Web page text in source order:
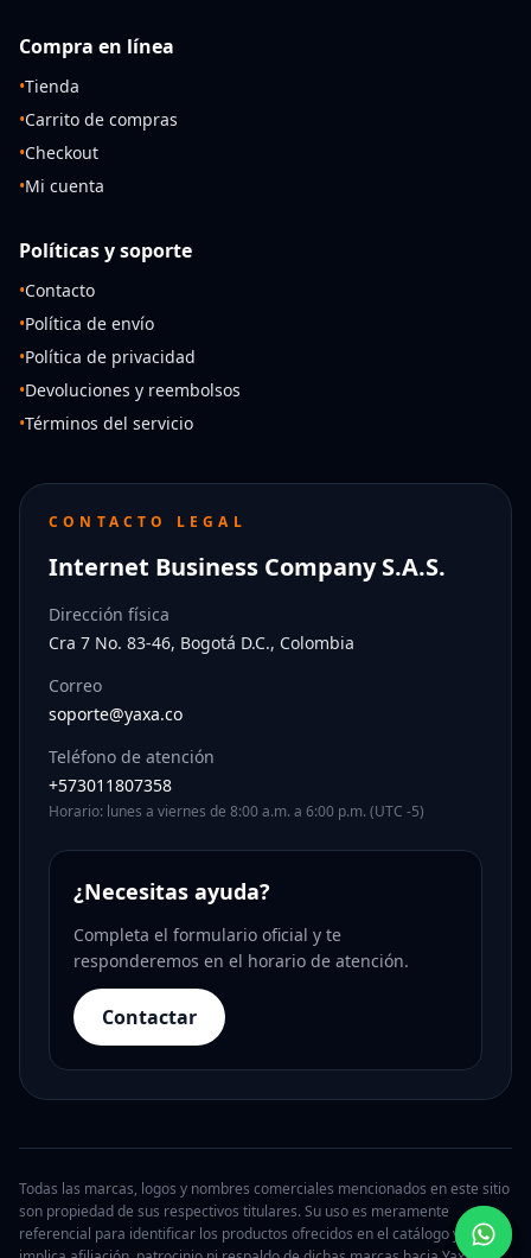
Compra en línea
•Tienda
•Carrito de compras
•Checkout
•Mi cuenta
Políticas y soporte
•Contacto
•Política de envío
•Política de privacidad
•Devoluciones y reembolsos
•Términos del servicio
CONTACTO LEGAL
Internet Business Company S.A.S.
Dirección física
Cra 7 No. 83-46, Bogotá D.C., Colombia
Correo
soporte@yaxa.co
Teléfono de atención
+573011807358
Horario: lunes a viernes de 8:00 a.m. a 6:00 p.m. (UTC -5)
¿Necesitas ayuda?
Completa el formulario oficial y te
responderemos en el horario de atención.
Contactar
Todas las marcas, logos y nombres comerciales mencionados en este sitio
son propiedad de sus respectivos titulares. Su uso es meramente
referencial para identificar los productos ofrecidos en el catálogo y no